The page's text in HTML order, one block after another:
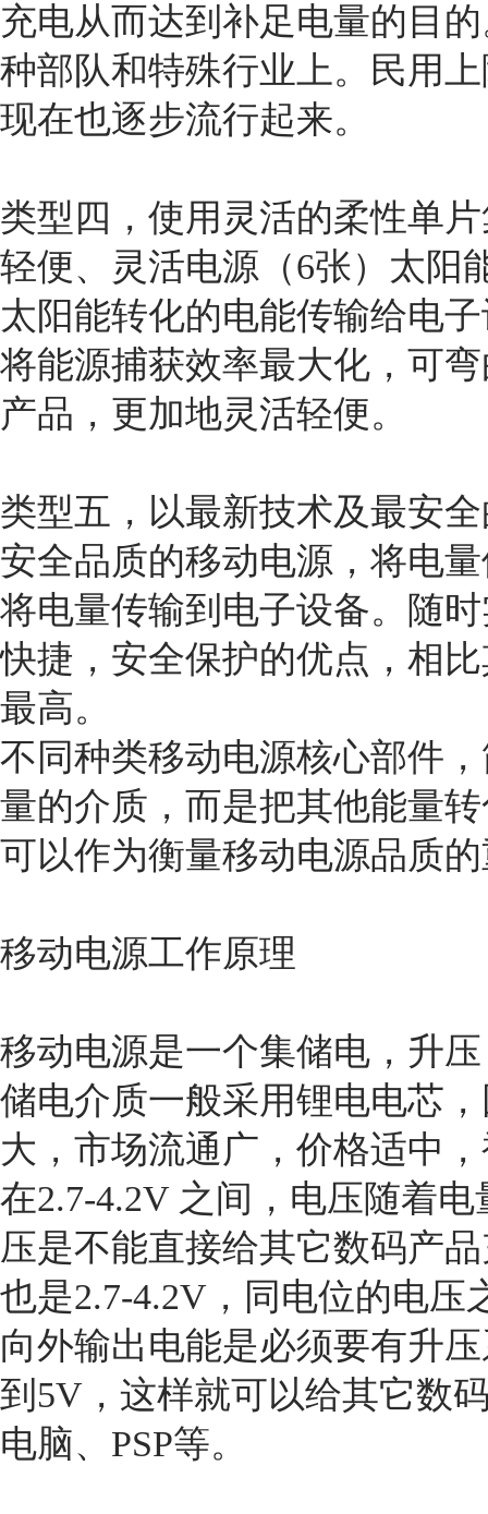
充电从而达到补足电量的目
种部队和特殊行业上。民用
现在也逐步流行起来。
类型四，使用灵活的柔性单
轻便、灵活电源（6张）太阳
太阳能转化的电能传输给电
将能源捕获效率最大化，可
产品，更加地灵活轻便。
类型五，以最新技术及最安
安全品质的移动电源，将电
将电量传输到电子设备。随
快捷，安全保护的优点，相
最高。
不同种类移动电源核心部件
量的介质，而是把其他能量
可以作为衡量移动电源品质
移动电源工作原理
移动电源是一个集储电，升
储电介质一般采用锂电电芯
大，市场流通广，价格适中
在2.7-4.2V 之间，电压随着
压是不能直接给其它数码产
也是2.7-4.2V，同电位的电
向外输出电能是必须要有升
到5V，这样就可以给其它数
电脑、PSP等。